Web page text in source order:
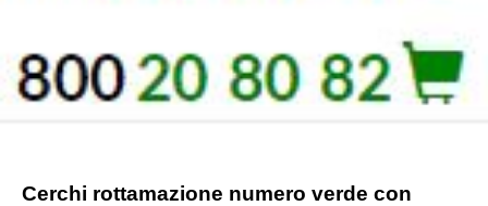
Cerchi rottamazione numero verde con